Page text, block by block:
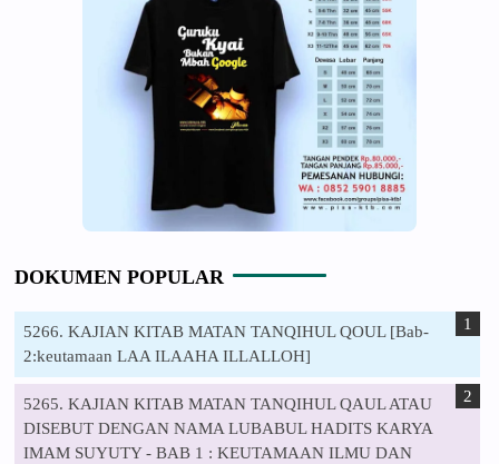
DOKUMEN POPULAR
5266. KAJIAN KITAB MATAN TANQIHUL QOUL [Bab-
2:keutamaan LAA ILAAHA ILLALLOH]
5265. KAJIAN KITAB MATAN TANQIHUL QAUL ATAU
DISEBUT DENGAN NAMA LUBABUL HADITS KARYA
IMAM SUYUTY - BAB 1 : KEUTAMAAN ILMU DAN